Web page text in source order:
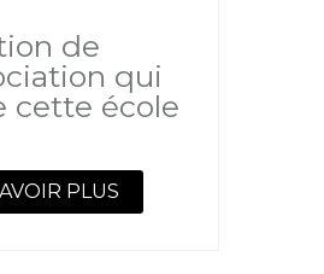
de
qui
cette école
PLUS